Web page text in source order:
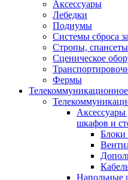
Аксессуары
Лебедки
Подиумы
Системы сброса
Стропы, спансеты
Сценическое
Фермы
шкафов и
Блоки
Напольные